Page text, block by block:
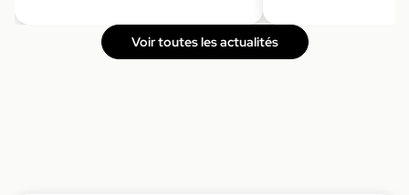
Voir toutes les actualités